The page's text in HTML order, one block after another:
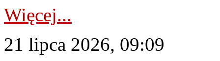
Więcej...
21 lipca 2026, 09:09